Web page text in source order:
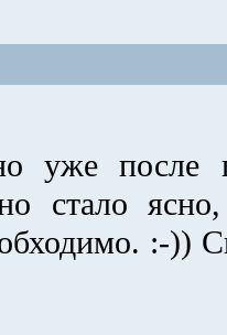
уже после
стало
:-))